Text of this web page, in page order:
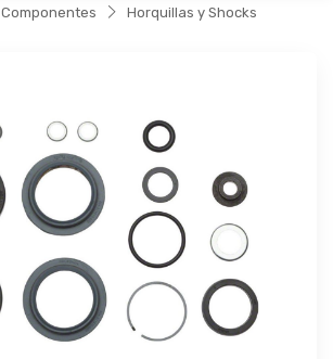
Componentes
Horquillas y Shocks